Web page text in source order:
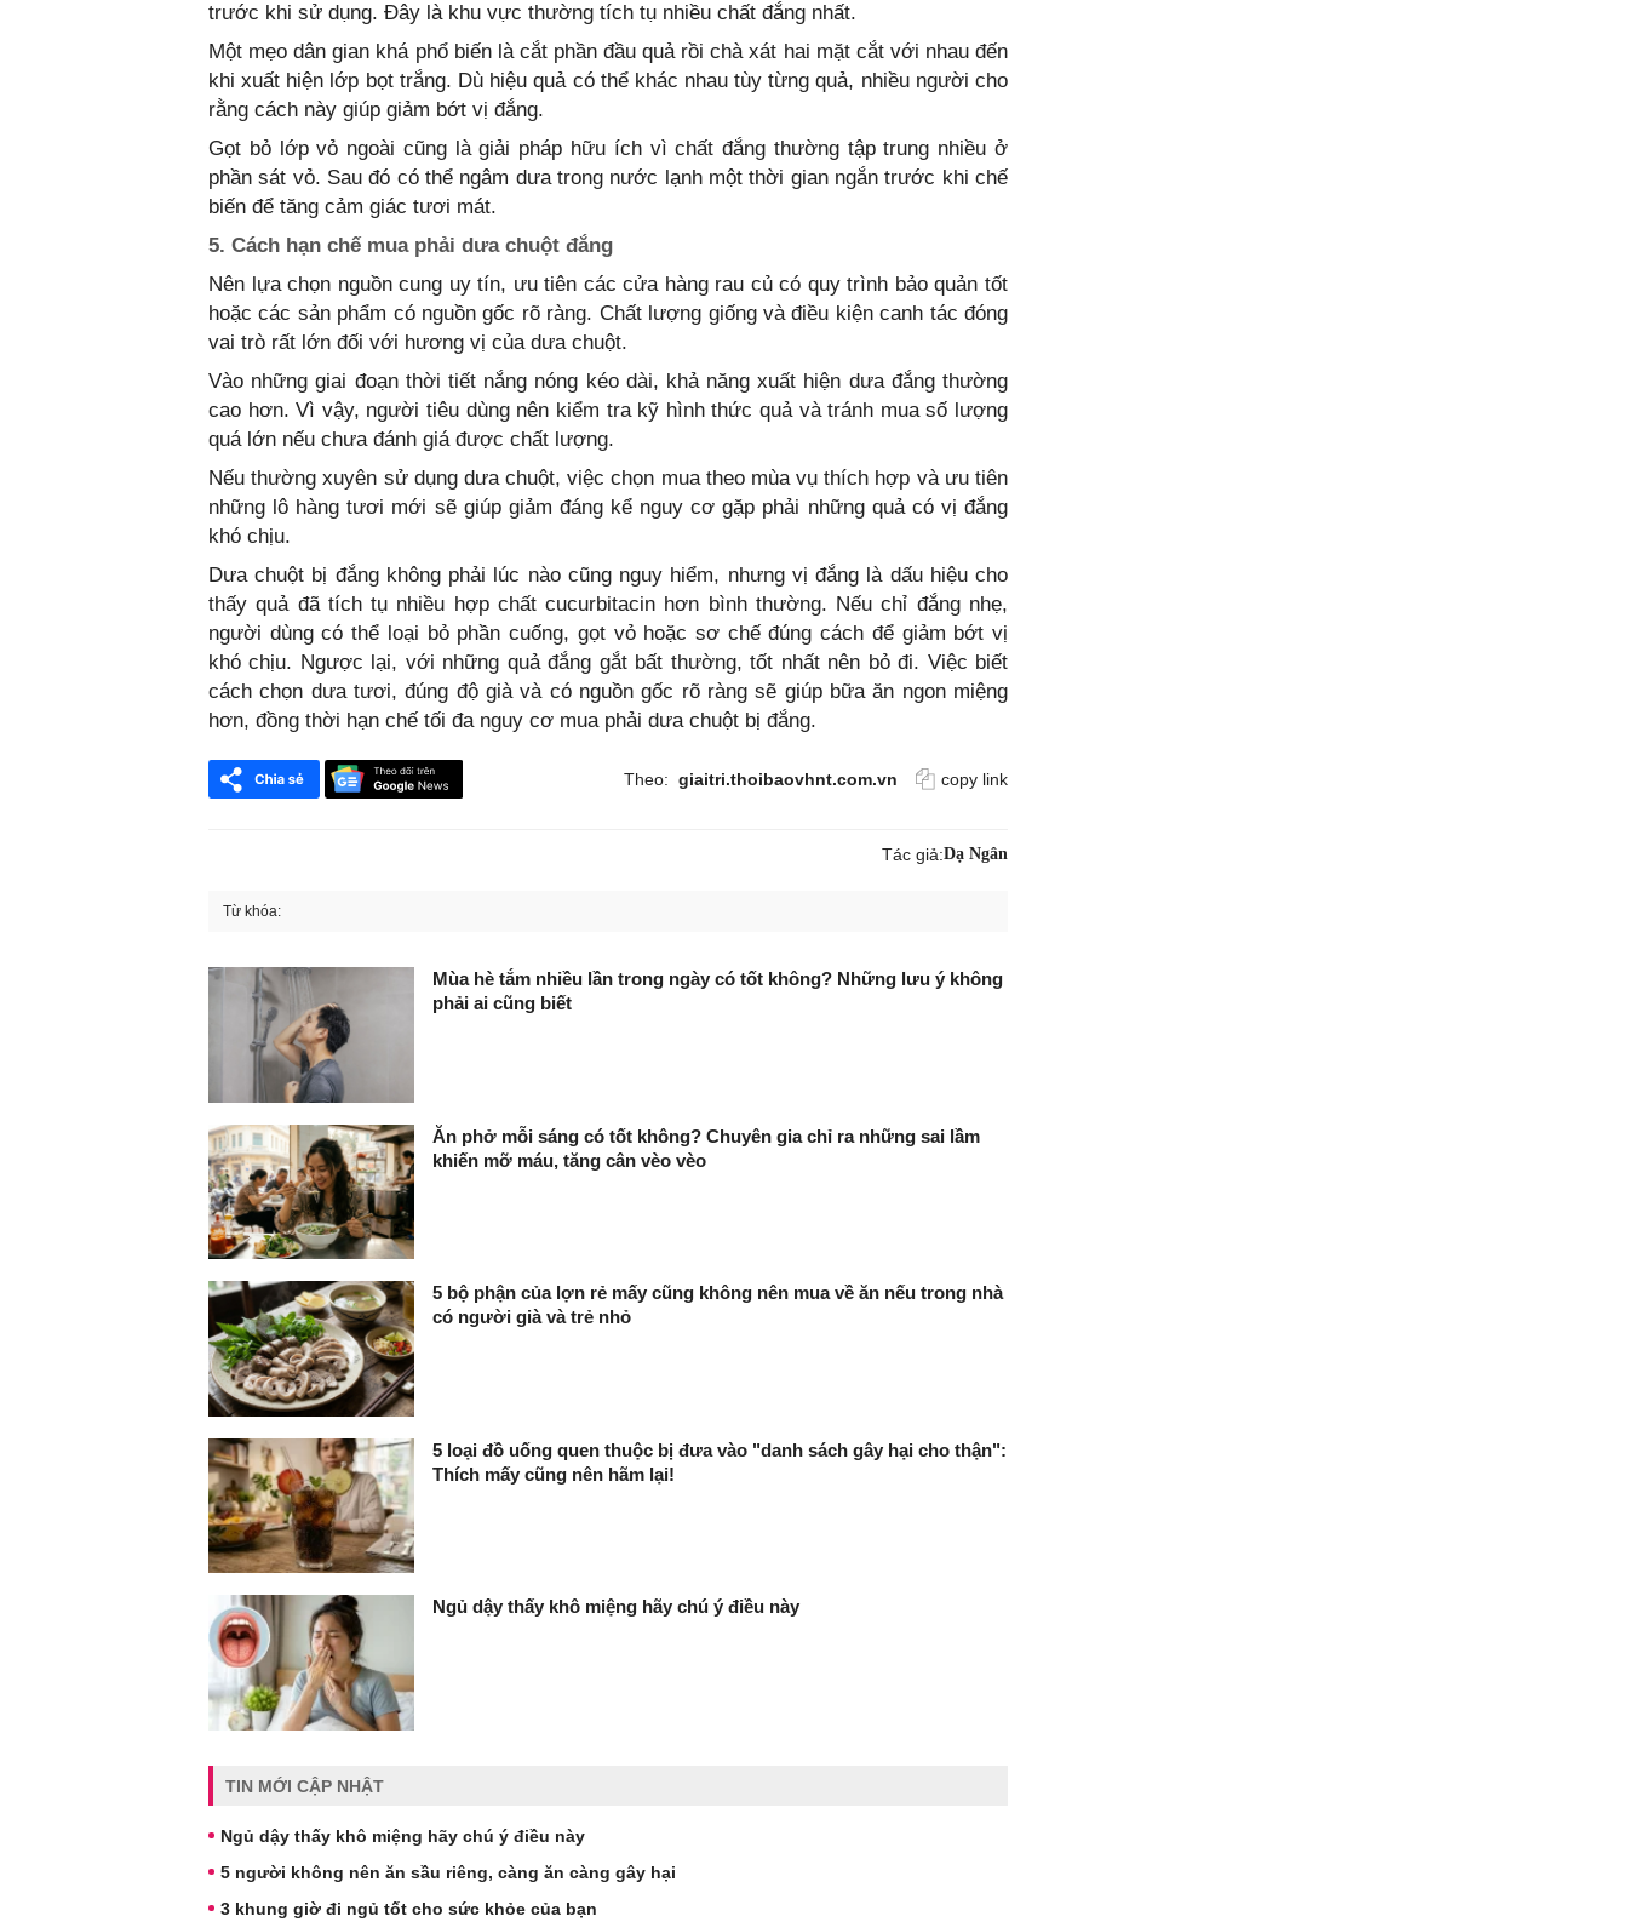
trước khi sử dụng. Đây là khu vực thường tích tụ nhiều chất đắng nhất.
Một mẹo dân gian khá phổ biến là cắt phần đầu quả rồi chà xát hai mặt cắt với nhau đến
khi xuất hiện lớp bọt trắng. Dù hiệu quả có thể khác nhau tùy từng quả, nhiều người cho
rằng cách này giúp giảm bớt vị đắng.
Gọt bỏ lớp vỏ ngoài cũng là giải pháp hữu ích vì chất đắng thường tập trung nhiều ở
phần sát vỏ. Sau đó có thể ngâm dưa trong nước lạnh một thời gian ngắn trước khi chế
biến để tăng cảm giác tươi mát.
5. Cách hạn chế mua phải dưa chuột đắng
Nên lựa chọn nguồn cung uy tín, ưu tiên các cửa hàng rau củ có quy trình bảo quản tốt
hoặc các sản phẩm có nguồn gốc rõ ràng. Chất lượng giống và điều kiện canh tác đóng
vai trò rất lớn đối với hương vị của dưa chuột.
Vào những giai đoạn thời tiết nắng nóng kéo dài, khả năng xuất hiện dưa đắng thường
cao hơn. Vì vậy, người tiêu dùng nên kiểm tra kỹ hình thức quả và tránh mua số lượng
quá lớn nếu chưa đánh giá được chất lượng.
Nếu thường xuyên sử dụng dưa chuột, việc chọn mua theo mùa vụ thích hợp và ưu tiên
những lô hàng tươi mới sẽ giúp giảm đáng kể nguy cơ gặp phải những quả có vị đắng
khó chịu.
Dưa chuột bị đắng không phải lúc nào cũng nguy hiểm, nhưng vị đắng là dấu hiệu cho
thấy quả đã tích tụ nhiều hợp chất cucurbitacin hơn bình thường. Nếu chỉ đắng nhẹ,
người dùng có thể loại bỏ phần cuống, gọt vỏ hoặc sơ chế đúng cách để giảm bớt vị
khó chịu. Ngược lại, với những quả đắng gắt bất thường, tốt nhất nên bỏ đi. Việc biết
cách chọn dưa tươi, đúng độ già và có nguồn gốc rõ ràng sẽ giúp bữa ăn ngon miệng
hơn, đồng thời hạn chế tối đa nguy cơ mua phải dưa chuột bị đắng.
Theo: giaitri.thoibaovhnt.com.vn copy link
Tác giả:Dạ Ngân
Từ khóa:
Mùa hè tắm nhiều lần trong ngày có tốt không? Những lưu ý không
phải ai cũng biết
Ăn phở mỗi sáng có tốt không? Chuyên gia chỉ ra những sai lầm
khiến mỡ máu, tăng cân vèo vèo
5 bộ phận của lợn rẻ mấy cũng không nên mua về ăn nếu trong nhà
có người già và trẻ nhỏ
5 loại đồ uống quen thuộc bị đưa vào "danh sách gây hại cho thận":
Thích mấy cũng nên hãm lại!
Ngủ dậy thấy khô miệng hãy chú ý điều này
TIN MỚI CẬP NHẬT
Ngủ dậy thấy khô miệng hãy chú ý điều này
5 người không nên ăn sầu riêng, càng ăn càng gây hại
3 khung giờ đi ngủ tốt cho sức khỏe của bạn